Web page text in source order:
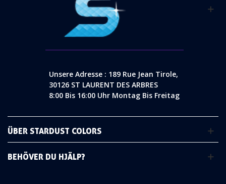
Unsere Adresse : 189 Rue Jean Tirole,
30126 ST LAURENT DES ARBRES
8:00 Bis 16:00 Uhr Montag Bis Freitag
ÜBER STARDUST COLORS
BEHÖVER DU HJÄLP?